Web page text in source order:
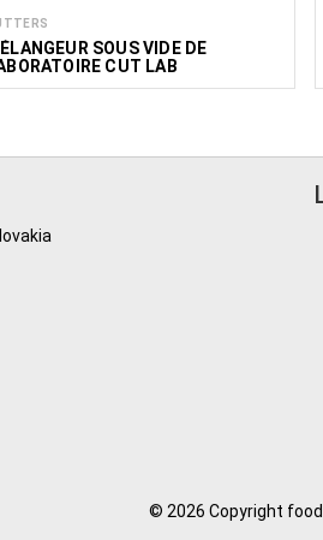
SOUS VIDE DE
CUT LAB
© 2026 Copyright